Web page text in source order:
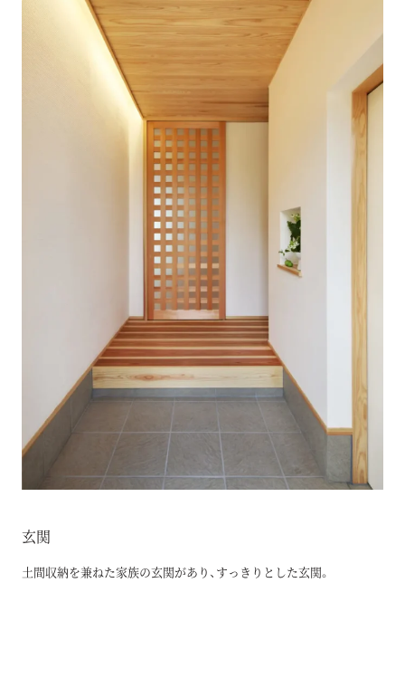
玄関
土間収納を兼ねた家族の玄関があり、すっきりとした玄関。